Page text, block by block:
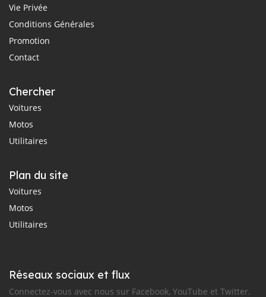
Vie Privée
Conditions Générales
Promotion
Contact
Chercher
Voitures
Motos
Utilitaires
Plan du site
Voitures
Motos
Utilitaires
Réseaux sociaux et flux
Connectez-vous avec nous sur Facebook, YouTube et Twitter.